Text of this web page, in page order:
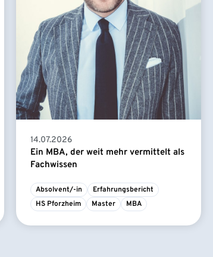
14.07.2026
Ein MBA, der weit mehr vermittelt als
Fachwissen
Absolvent/-in
Erfahrungsbericht
HS Pforzheim
Master MBA